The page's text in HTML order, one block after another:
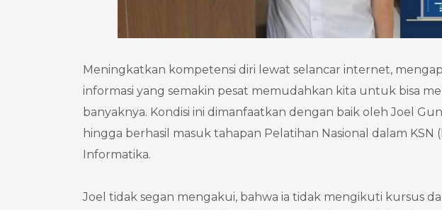
Meningkatkan kompetensi diri lewat selancar internet,
informasi yang semakin pesat memudahkan kita untuk bisa
banyaknya. Kondisi ini dimanfaatkan dengan baik oleh Joel
hingga berhasil masuk tahapan Pelatihan Nasional dalam KSN
Informatika.
Joel tidak segan mengakui, bahwa ia tidak mengikuti kursus